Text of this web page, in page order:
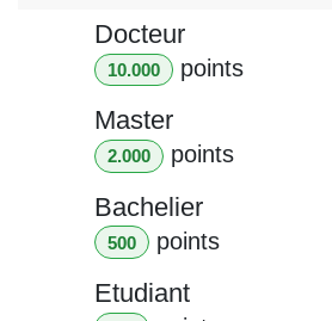
Rangs
10.000
2.000 point
500 point